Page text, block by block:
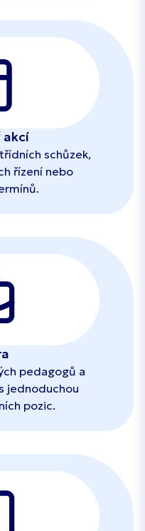
akcí
schůzek,
řízení nebo
pedagogů a
jednoduchou
pozic.